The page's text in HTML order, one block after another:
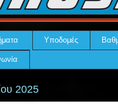
Υποδομές
2025